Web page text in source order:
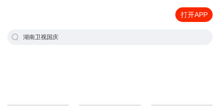
打开APP
湖南卫视国庆